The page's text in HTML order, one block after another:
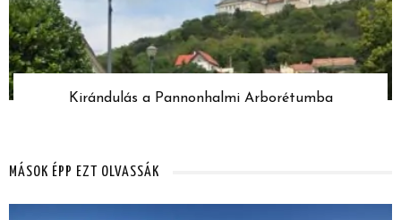
Kirándulás a Pannonhalmi Arborétumba
MÁSOK ÉPP EZT OLVASSÁK